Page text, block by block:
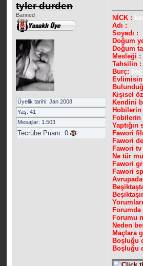
tyler durden
Banned
Üyelik tarihi: Jan 2008
Yaş: 41
Mesajlar: 1.503
Tecrübe Puanı:0
NİCK :
Adı :
Soyadı :
Doğum
Doğum
Mesleği :
Tahsilin :
Burç: koç
Evlimisin
Kişisel
Kendini
Hobilerin
Fobilerin
Yaptığın
Fawori
Fawori
Fawori
Ne tür
Fawori
Fawori
Forumu
Neden
Maçlara
Boşluğu
Boşluğu